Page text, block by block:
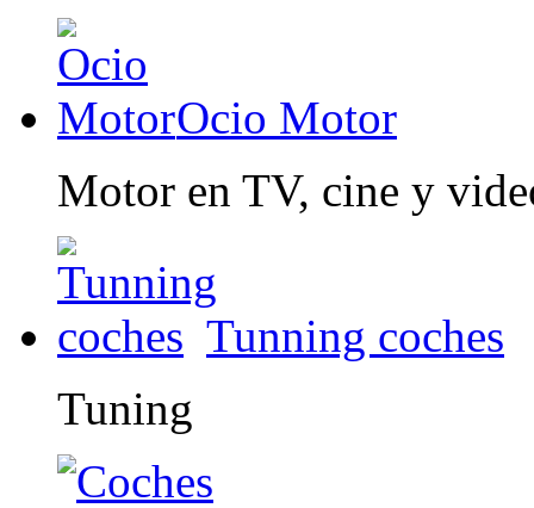
Ocio Motor
Motor en TV, cine y
Tunning coches
Tuning